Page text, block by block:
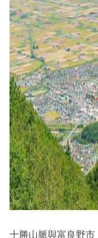
十勝山脈與富良野市